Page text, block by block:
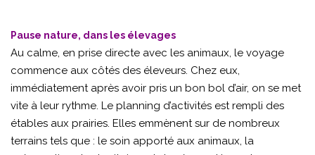
Pause nature, dans les élevages
Au calme, en prise directe avec les animaux, le voyage
commence aux côtés des éleveurs. Chez eux,
immédiatement après avoir pris un bon bol d’air, on se met
vite à leur rythme. Le planning d’activités est rempli des
étables aux prairies. Elles emmènent sur de nombreux
terrains tels que : le soin apporté aux animaux, la